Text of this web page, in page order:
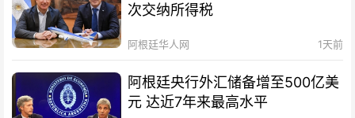
次交纳所得税
阿根廷华人网 1天前
阿根廷央行外汇储备增至500亿美
元 达近7年来最高水平